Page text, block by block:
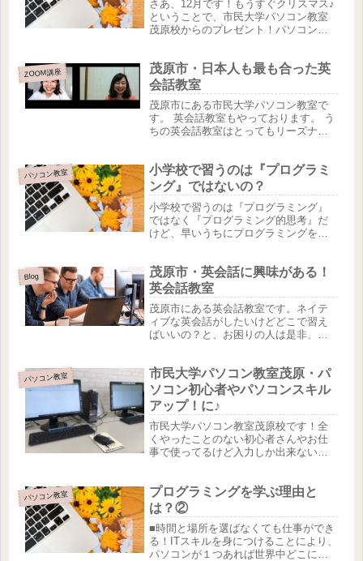
さあ、12月です！もうすぐクリスマス♪
ということで、市民大学パソコン教室
茂原校からのプレゼント！パソコン・
（東部台店・七井土店）『コインラン
ドリー24H』（高師店）・『ふれあ...
ZOOM講座
茂原市・日本人も最も合った英
会話教室
茂原市にある市民大学パソコン教室で
す。 英会話教室もやっております。 う
ちの英会話教室はとってもリーズナブ
全体が肯定感が高い！」 「フィリピン
講師は自己肯定感を促すレッ...
パソコン教室
小学校で習うのは『プログラミ
ング』ではないの？
小学校で習うのは『プログラミング』
ではなく『プログラミング的思考』だ
けど、早いうちにプログラミングを身
く、英会話のように幼いうちに楽しみ
ながら身につける方が得策です！！
（勉強...
Blog
茂原市・英会話に興味がある！
英会話教室
茂原市にある英会話教室です。ネイテ
ィブな英会話がしたいけどどこで習え
ばいいの？と、お困りの人は是非、体
っかりと教えてくれますよ！小学生か
ら受講できます。親子ではじめるのも
楽...
パソコン教室
市民大学パソコン教室茂原・パ
ソコン初心者やパソコンスキル
アップ！に♪
市民大学パソコン教室茂原校です！全
くやったことのない初心者さんやお仕
事で使ってるけど入力しか出来ないか
るので安心してください。分からない
ところは何度でも質問してもらっても
大...
パソコン教室
プログラミングを学ぶ理由と
は？②
■時間と場所を選ばなくても仕事ができ
る！ITスキルを身につけることにより、
パソコンが１つあれば世界中どこにい